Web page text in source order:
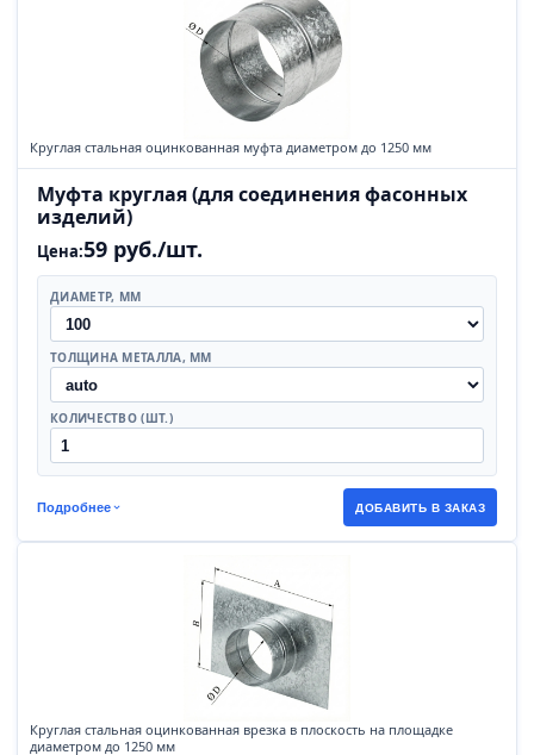
Круглая стальная оцинкованная муфта диаметром до 1250 мм
Муфта круглая (для соединения фасонных
изделий)
Цена:59 руб./шт.
ДИАМЕТР, ММ
ТОЛЩИНА МЕТАЛЛА, ММ
КОЛИЧЕСТВО (ШТ.)
Подробнее ДОБАВИТЬ В ЗАКАЗ
Круглая стальная оцинкованная врезка в плоскость на площадке
диаметром до 1250 мм